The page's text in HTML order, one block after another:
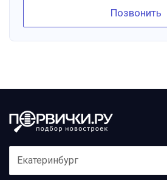
Позвонить
Екатеринбург